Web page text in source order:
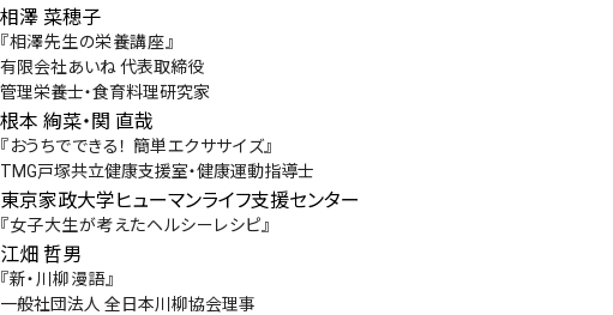
相澤 菜穂子
『相澤先生の栄養講座』
有限会社あいね 代表取締役
管理栄養士・食育料理研究家
根本 絢菜・関 直哉
『おうちでできる！ 簡単エクササイズ』
TMG戸塚共立健康支援室・健康運動指導士
東京家政大学ヒューマンライフ支援センター
『女子大生が考えたヘルシーレシピ』
江畑 哲男
『新・川柳漫語』
一般社団法人 全日本川柳協会理事